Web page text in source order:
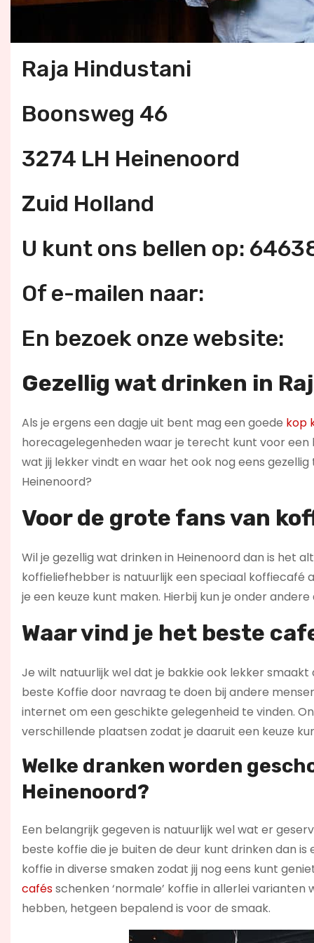
Raja Hindustani
Boonsweg 46
3274 LH Heinenoord
Zuid Holland
U kunt ons bellen op:
Of e-mailen naar:
En bezoek onze website:
Gezellig wat drinken in
Als je ergens een dagje uit bent mag een goede kop
horecagelegenheden waar je terecht kunt voor een
wat jij lekker vindt en waar het ook nog eens
Heinenoord?
Voor de grote fans van
Wil je gezellig wat drinken in Heinenoord dan is het
koffieliefhebber is natuurlijk een speciaal
je een keuze kunt maken. Hierbij kun je onder
Waar vind je het beste
Je wilt natuurlijk wel dat je bakkie ook lekker
beste Koffie door navraag te doen bij andere
internet om een geschikte gelegenheid te vinden.
verschillende plaatsen zodat je daaruit een keuze
Welke dranken worden
Heinenoord?
Een belangrijk gegeven is natuurlijk wel wat er
beste koffie die je buiten de deur kunt drinken dan
koffie in diverse smaken zodat jij nog eens kunt
cafésschenken ‘normale’ koffie in allerlei
hebben, hetgeen bepalend is voor de smaak.